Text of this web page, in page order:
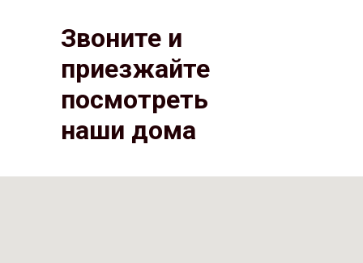
Звоните и
приезжайте
посмотреть
наши дома